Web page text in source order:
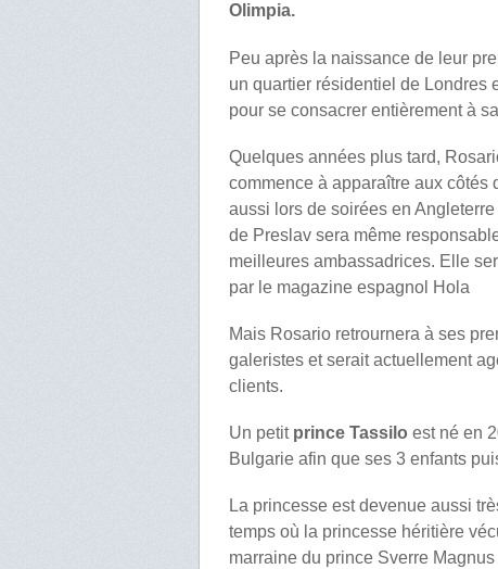
Olimpia.
Peu après la naissance de leur
un quartier résidentiel de Londres
pour se consacrer entièrement à
Quelques années plus tard,
commence à apparaître aux côtés
aussi lors de soirées en
de Preslav sera même
meilleures ambassadrices. Elle
par le magazine espagnol Hola
Mais Rosario retrournera à ses
galeristes et serait actuellement
clients.
Un petit prince Tassilo est né en
Bulgarie afin que ses 3 enfants
La princesse est devenue aussi
temps où la princesse héritière
marraine du prince Sverre